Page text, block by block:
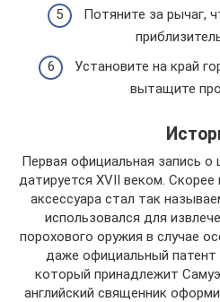
Потяните за рычаг,
Установите на край
вытащите
Первая официальная запись о
датируется XVII веком.
аксессуара стал так
использовался для
порохового оружия в случае
даже официальный патент
который принадлежит
английский священник